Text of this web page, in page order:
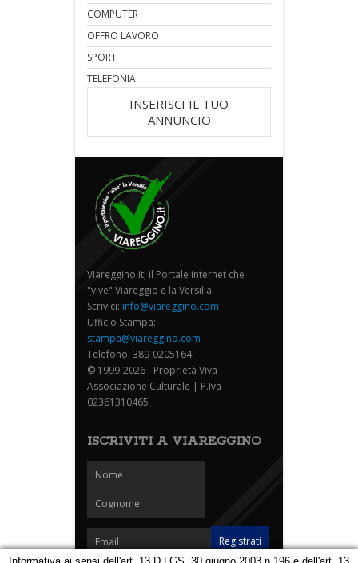
COMPUTER
OFFRO LAVORO
SPORT
TELEFONIA
INSERISCI IL TUO
ANNUNCIO
Viareggino.it, il Portale internet che
"vive" Viareggio e la Versilia
Scrivici: info@viareggino.com
Ufficio Stampa:
stampa@viareggino.com
Telefono: 389-0205164
© 1999-2026 - Proprietà Viva
Associazione Culturale | P.Iva
02361310465
ISCRIVITI A VIAREGGINO